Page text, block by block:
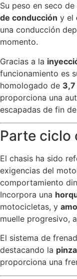
Su peso en seco de
de conducción y el
una conducción
momento.
Gracias a la
funcionamiento es
homologado de
proporciona una
escapadas de fin
Parte ciclo
El chasis ha sido
exigencias del
comportamiento
Incorpora una
motocicletas, y
muelle progresivo,
El sistema de
destacando la
proporciona una